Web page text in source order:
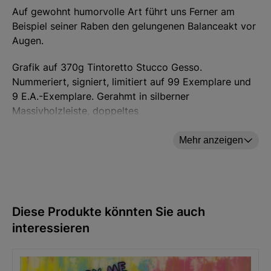
Auf gewohnt humorvolle Art führt uns Ferner am
Beispiel seiner Raben den gelungenen Balanceakt vor
Augen.
Grafik auf 370g Tintoretto Stucco Gesso.
Nummeriert, signiert, limitiert auf 99 Exemplare und
9 E.A.-Exemplare. Gerahmt in silberner
Massivholzleiste, doppeltes
Bödekerstraße 13, 30161 Hannover, Deutschland E-
Mail: info@arsmundi.de
Mehr anzeigen
Diese Produkte könnten Sie auch
interessieren